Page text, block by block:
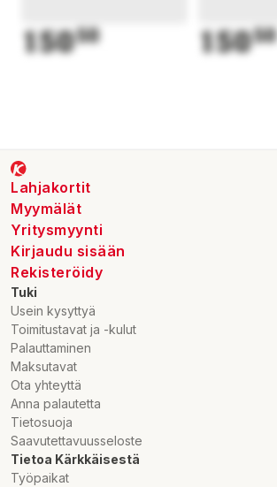
15050 15050
Lahjakortit
Myymälät
Yritysmyynti
Kirjaudu sisään
Rekisteröidy
Tuki
Usein kysyttyä
Toimitustavat ja -kulut
Palauttaminen
Maksutavat
Ota yhteyttä
Anna palautetta
Tietosuoja
Saavutettavuusseloste
Tietoa Kärkkäisestä
Työpaikat